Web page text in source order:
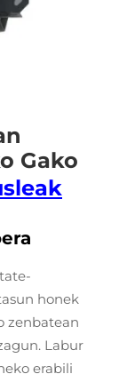
Gako
honek
zenbatean
Labur
erabili